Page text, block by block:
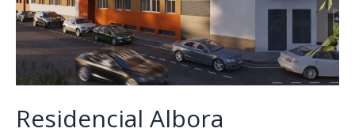
Residencial Albora